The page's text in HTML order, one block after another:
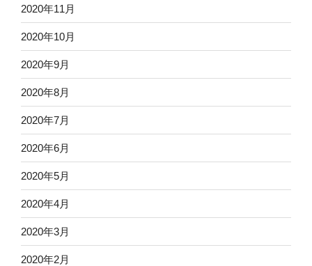
2020年11月
2020年10月
2020年9月
2020年8月
2020年7月
2020年6月
2020年5月
2020年4月
2020年3月
2020年2月